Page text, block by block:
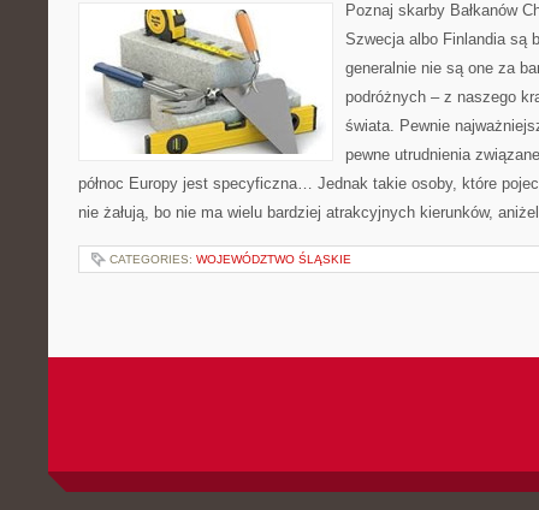
Poznaj skarby Bałkanów
Szwecja albo Finlandia są
generalnie nie są one za
podróżnych – z naszego
świata. Pewnie
pewne utrudnienia
północ Europy jest specyficzna… Jednak takie osoby, które
nie żałują, bo nie ma wielu bardziej atrakcyjnych kierunków,
CATEGORIES: WOJEWÓDZTWO ŚLĄSKIE